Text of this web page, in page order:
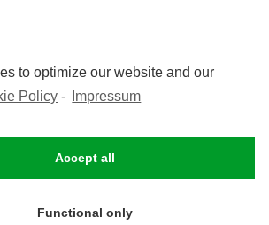
to optimize our website and our
Policy - Impressum
Accept all
Functional only
KORIŠTENJA COOKIE POLICY (EU)